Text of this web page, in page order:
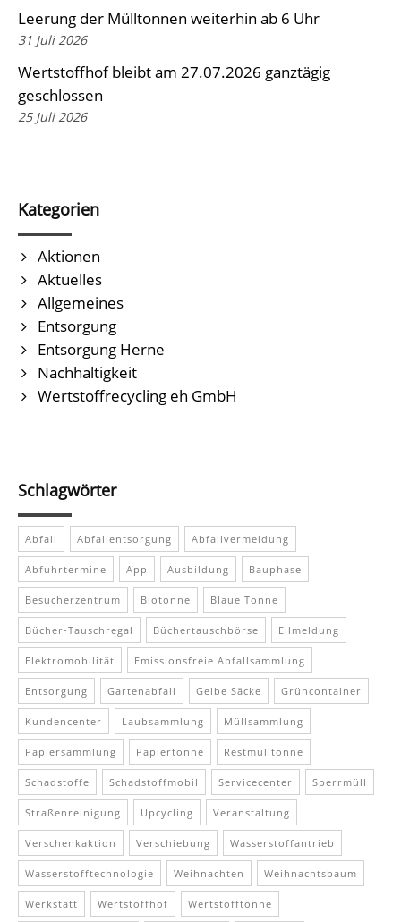
Leerung der Mülltonnen weiterhin ab 6 Uhr
31 Juli 2026
Wertstoffhof bleibt am 27.07.2026 ganztägig
geschlossen
25 Juli 2026
Kategorien
Aktionen
Aktuelles
Allgemeines
Entsorgung
Entsorgung Herne
Nachhaltigkeit
Wertstoffrecycling eh GmbH
Schlagwörter
Abfall Abfallentsorgung Abfallvermeidung
Abfuhrtermine App Ausbildung Bauphase
Besucherzentrum Biotonne Blaue Tonne
Bücher-Tauschregal Büchertauschbörse Eilmeldung
Elektromobilität Emissionsfreie Abfallsammlung
Entsorgung Gartenabfall Gelbe Säcke Grüncontainer
Kundencenter Laubsammlung Müllsammlung
Papiersammlung Papiertonne Restmülltonne
Schadstoffe Schadstoffmobil Servicecenter Sperrmüll
Straßenreinigung Upcycling Veranstaltung
Verschenkaktion Verschiebung Wasserstoffantrieb
Wasserstofftechnologie Weihnachten Weihnachtsbaum
Werkstatt Wertstoffhof Wertstofftonne